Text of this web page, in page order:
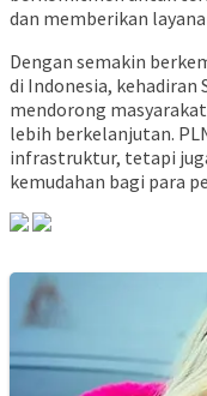
dan memberikan
Dengan semakin
di Indonesia, kehadiran
mendorong
lebih berkelanjutan.
infrastruktur, tetapi
kemudahan bagi para